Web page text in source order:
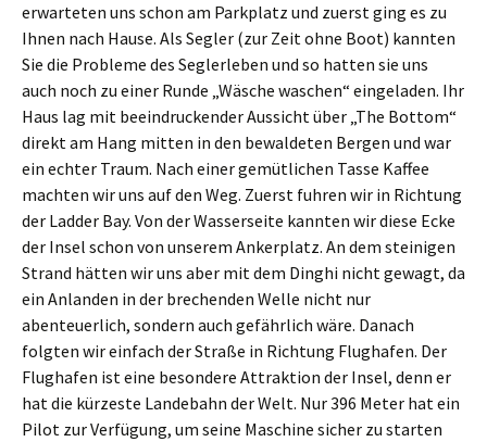
erwarteten uns schon am Parkplatz und zuerst ging es zu
Ihnen nach Hause. Als Segler (zur Zeit ohne Boot) kannten
Sie die Probleme des Seglerleben und so hatten sie uns
auch noch zu einer Runde „Wäsche waschen“ eingeladen. Ihr
Haus lag mit beeindruckender Aussicht über „The Bottom“
direkt am Hang mitten in den bewaldeten Bergen und war
ein echter Traum. Nach einer gemütlichen Tasse Kaffee
machten wir uns auf den Weg. Zuerst fuhren wir in Richtung
der Ladder Bay. Von der Wasserseite kannten wir diese Ecke
der Insel schon von unserem Ankerplatz. An dem steinigen
Strand hätten wir uns aber mit dem Dinghi nicht gewagt, da
ein Anlanden in der brechenden Welle nicht nur
abenteuerlich, sondern auch gefährlich wäre. Danach
folgten wir einfach der Straße in Richtung Flughafen. Der
Flughafen ist eine besondere Attraktion der Insel, denn er
hat die kürzeste Landebahn der Welt. Nur 396 Meter hat ein
Pilot zur Verfügung, um seine Maschine sicher zu starten